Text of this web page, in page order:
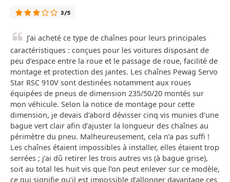
3/5
J’ai acheté ce type de chaînes pour leurs principales
caractéristiques : conçues pour les voitures disposant de
peu d’espace entre la roue et le passage de roue, facilité de
montage et protection des jantes. Les chaînes Pewag Servo
Star RSC 910V sont destinées notamment aux roues
équipées de pneus de dimension 235/50/20 montés sur
mon véhicule. Selon la notice de montage pour cette
dimension, je devais d’abord dévisser cinq vis munies d’une
bague vert clair afin d’ajuster la longueur des chaînes au
périmètre du pneu. Malheureusement, cela n’a pas suffi !
Les chaînes étaient impossibles à installer, elles étaient trop
serrées ; j’ai dû retirer les trois autres vis (à bague grise),
soit au total les huit vis que l’on peut enlever sur ce modèle,
ce qui signifie qu’il est impossible d’allonger davantage ces